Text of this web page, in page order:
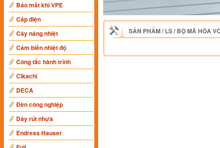
Báo mất khí VPE
Cáp điện
Cây nâng nhiệt
Cảm biến nhiệt độ
Công tắc hành trình
Cikachi
DECA
Đèn công nghiệp
Dây rút nhựa
Endress Hauser
SẢN PHẨM/LS/BỘ MÃ HÓA